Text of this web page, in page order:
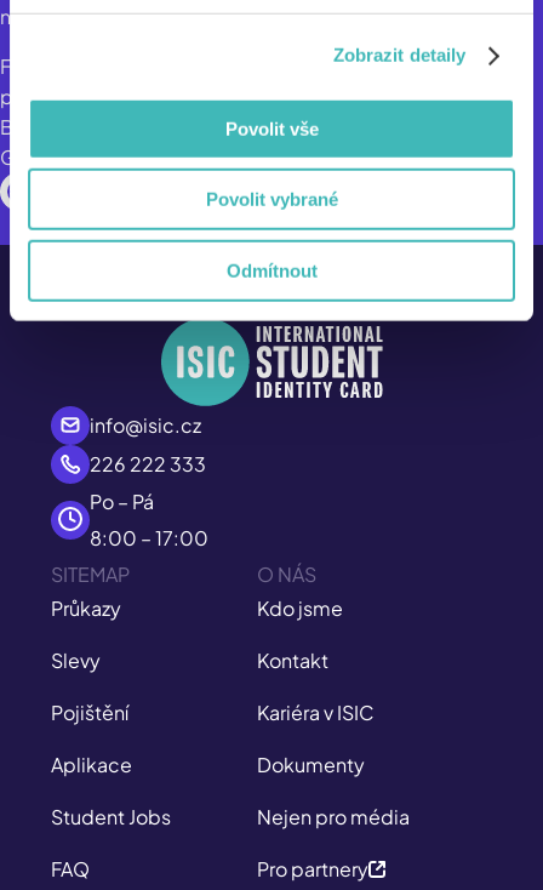
Zobrazit detaily
Povolit vše
Povolit vybrané
Odmítnout
němuž se festival stále vyvíjí. Stejně jako dobrá hudba.
Festival pro Prahu a Českou republiku objevil a vůbec
poprvé uvedl například Jana Garbareka, Cassandru Wilson,
Bobbyho McFerrina, Brad Mehldaua, Michaela Nymana,
Gregoryho Portera či Benjamina Clementina.
info@isic.cz
226 222 333
Po – Pá
8:00 – 17:00
SITEMAP
Průkazy
Slevy
Pojištění
Aplikace
Student Jobs
FAQ
O NÁS
Kdo jsme
Kontakt
Kariéra v ISIC
Dokumenty
Nejen pro média
Pro partnery